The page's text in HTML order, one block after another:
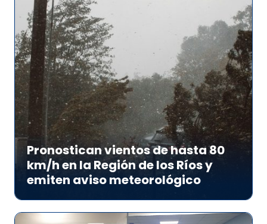
Pronostican vientos de hasta 80
km/h en la Región de los Ríos y
emiten aviso meteorológico